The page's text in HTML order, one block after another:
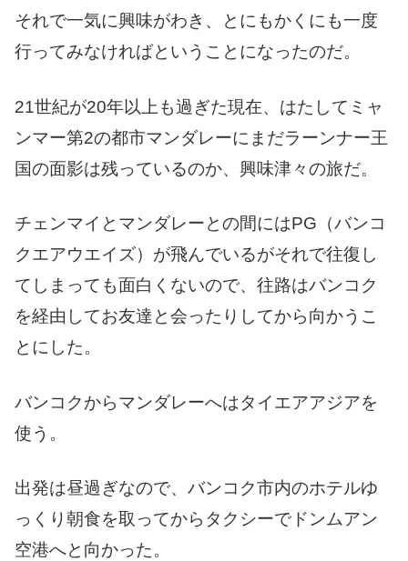
それで一気に興味がわき、とにもかくにも一度
行ってみなければということになったのだ。
21世紀が20年以上も過ぎた現在、はたしてミャ
ンマー第2の都市マンダレーにまだラーンナー王
国の面影は残っているのか、興味津々の旅だ。
チェンマイとマンダレーとの間にはPG（バンコ
クエアウエイズ）が飛んでいるがそれで往復し
てしまっても面白くないので、往路はバンコク
を経由してお友達と会ったりしてから向かうこ
とにした。
バンコクからマンダレーへはタイエアアジアを
使う。
出発は昼過ぎなので、バンコク市内のホテルゆ
っくり朝食を取ってからタクシーでドンムアン
空港へと向かった。